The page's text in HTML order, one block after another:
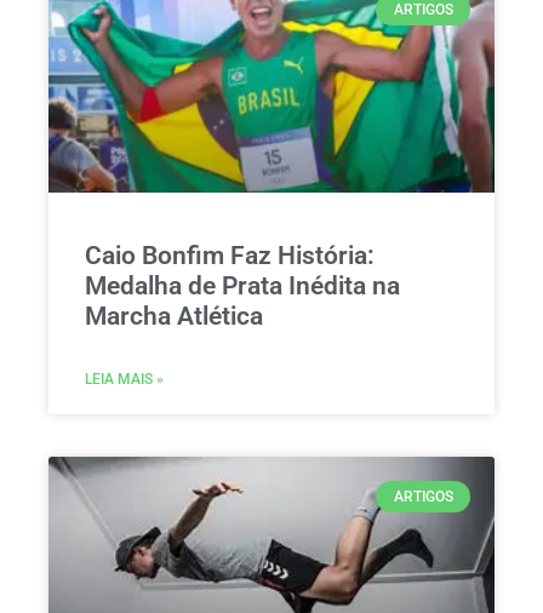
ARTIGOS
Caio Bonfim Faz História:
Medalha de Prata Inédita na
Marcha Atlética
LEIA MAIS »
ARTIGOS